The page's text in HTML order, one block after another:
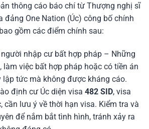
thông cáo báo chí từ Thượng nghị sĩ
đảng One Nation (Úc) công bố chính
gồm các điểm chính sau:
nhập cư bất hợp pháp – Những
làm việc bất hợp pháp hoặc có tiền án
lập tức mà không được kháng cáo.
định cư Úc diện visa 482 SID, visa
cần lưu ý về thời hạn visa. Kiểm tra và
để nắm bắt tình hình, tránh xảy ra